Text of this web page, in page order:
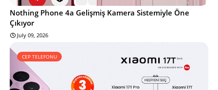
Nothing Phone 4a Gelişmiş Kamera Sistemiyle Öne
Çıkıyor
July 09, 2026
CEP TELEFONU